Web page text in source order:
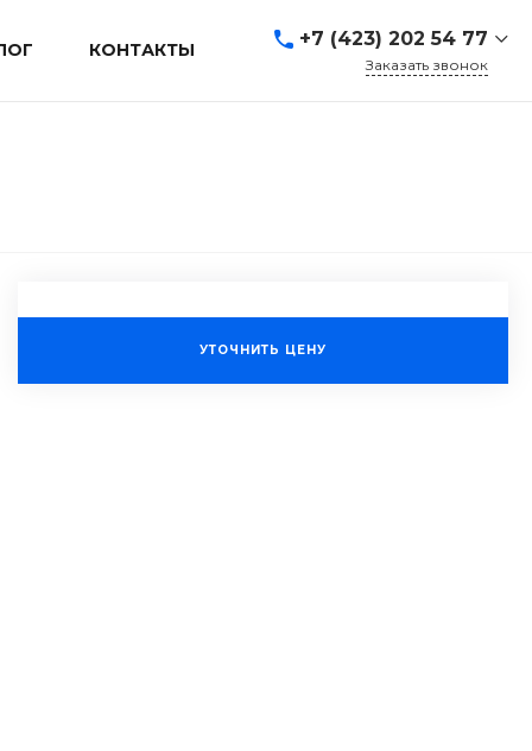
КОНТАКТЫ +7 (423) 202 54 77
Заказать звонок
УТОЧНИТЬ ЦЕНУ